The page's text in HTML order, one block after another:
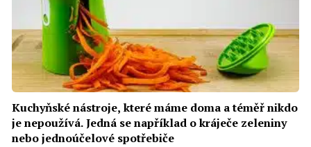
Kuchyňské nástroje, které máme doma a téměř nikdo
je nepoužívá. Jedná se například o kráječe zeleniny
nebo jednoúčelové spotřebiče